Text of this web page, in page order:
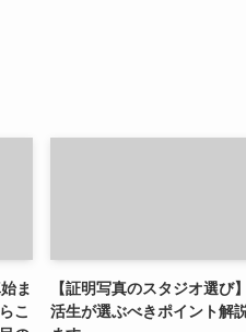
ま
こ
【証明写真のスタジオ選び
活生が選ぶべきポイント解